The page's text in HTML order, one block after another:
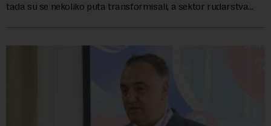
tada su se nekoliko puta transformisali, a sektor rudarstva